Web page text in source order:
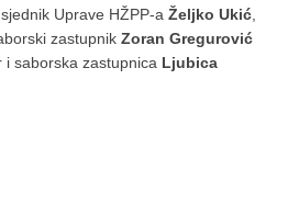
Uprave HŽPP-aŽeljko Ukić
zastupnikZoran Gregurović
saborska zastupnica Ljubica